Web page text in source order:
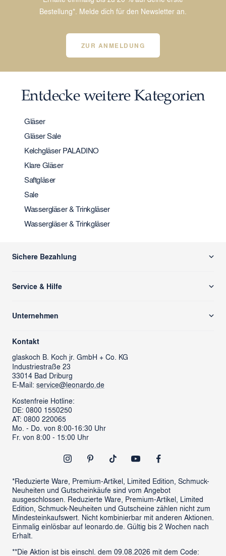
Bestellung*. Melde dich für den Newsletter an.
ZUR ANMELDUNG
Entdecke weitere Kategorien
Gläser
Gläser Sale
Kelchgläser PALADINO
Klare Gläser
Saftgläser
Sale
Wassergläser & Trinkgläser
Wassergläser & Trinkgläser
Sichere Bezahlung
Unternehmen
Über uns
LEONARDO News
Karriere
Verantwortung
ProSales Gastronomie
LIVING Möbel
Newsletter
Service & Hilfe
Kontaktformular
Ansprechpartner & Presse
LEONARDO Firmengeschenke
FAQs
Händlersuche
Retoure anmelden
Vertrag widerrufen
Kontakt
glaskoch B. Koch jr. GmbH + Co. KG
Industriestraße 23
33014 Bad Driburg
E-Mail: service@leonardo.de
Kostenfreie Hotline:
DE: 0800 1550250
AT: 0800 220065
Mo. - Do. von 8:00-16:30 Uhr
Fr. von 8:00 - 15:00 Uhr
*Reduzierte Ware, Premium-Artikel, Limited Edition, Schmuck-
Neuheiten und Gutscheinkäufe sind vom Angebot
ausgeschlossen. Reduzierte Ware, Premium-Artikel, Limited
Edition, Schmuck-Neuheiten und Gutscheine zählen nicht zum
Mindesteinkaufswert. Nicht kombinierbar mit anderen Aktionen.
Einmalig einlösbar auf leonardo.de. Gültig bis 2 Wochen nach
Erhalt.
**Die Aktion ist bis einschl. dem 09.08.2026 mit dem Code: